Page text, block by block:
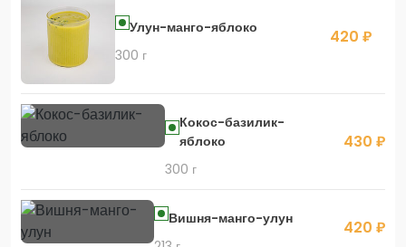
Улун-манго-яблоко
300 г
420 ₽
Кокос-базилик-
яблоко
300 г
430 ₽
Вишня-манго-улун
420 ₽